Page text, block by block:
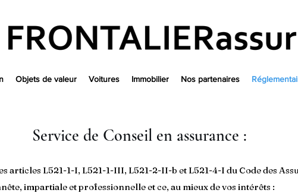
Objets de valeur Voitures Immobilier Nos partenaires
Service de Conseil en assurance :
articles L521-1-I, L521-1-III, L521-2-II-b et L521-4-I du Code des
impartiale et professionnelle et ce, au mieux de vos intérêts :